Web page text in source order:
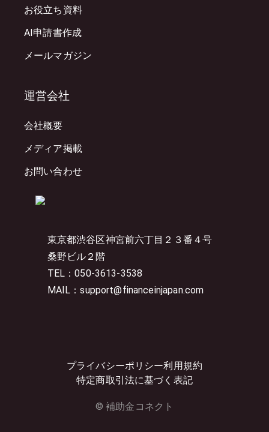
東京都渋谷区神宮前六丁目２３番４号
桑野ビル２階
TEL：050-3613-3538
MAIL：support@financeinjapan.com
プライバシーポリシー利用規約
特定商取引法に基づく表記
© 補助金コネクト
お役立ち資料
AI申請書作成
メールマガジン
運営会社
会社概要
メディア掲載
お問い合わせ